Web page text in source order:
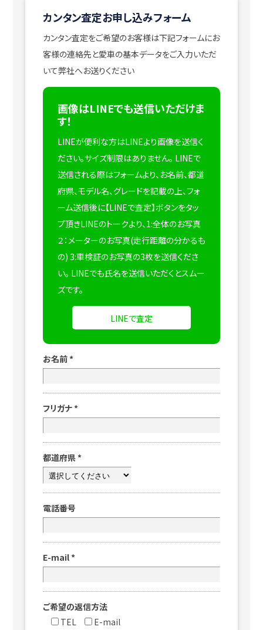
カンタン査定お申し込みフォーム
カンタン査定をご希望のお客様は下記フォームにお
客様の連絡先と愛車の基本データをご入力いただ
いて弊社へお送りください
画像はLINEでも送信いただけま
す！
LINEが便利な方はLINEより画像を送信く
ださい。サイズ制限はありません。 LINEで
送信される際はフォームより、お名前、都道
府県、モデル名、グレードを記載の上、フォ
ーム送信後に【LINEで査定】ボタンをタッ
プ頂きLINEのトークより、1:全体のお写真
２：メーターのお写真(走行距離の分かるも
の) 3:車検証のお写真の3枚を送信くださ
い。 LINEでも氏名を送信いただくとスムー
ズです。
LINEで査定
お名前 *
フリガナ *
都道府県 *
電話番号
E-mail *
ご希望の返信方法
TEL
E-mail